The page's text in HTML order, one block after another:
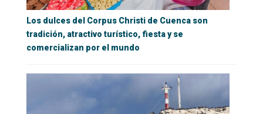
Los dulces del Corpus Christi de Cuenca son
tradición, atractivo turístico, fiesta y se
comercializan por el mundo